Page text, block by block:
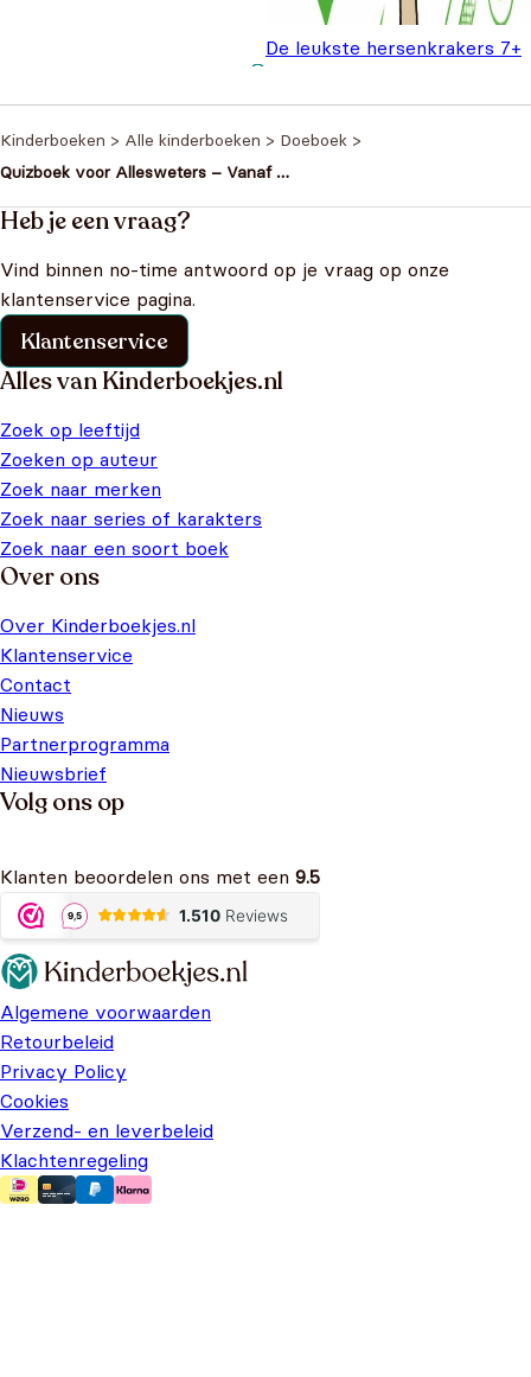
De leukste hersenkrakers 7+
Kinderboeken > Alle kinderboeken > Doeboek >
Quizboek voor Allesweters – Vanaf 8
Heb je een vraag?
Vind binnen no-time antwoord op je vraag op onze
klantenservice pagina.
Klantenservice
Alles van Kinderboekjes.nl
Zoek op leeftijd
Zoeken op auteur
Zoek naar merken
Zoek naar series of karakters
Zoek naar een soort boek
Over ons
Over Kinderboekjes.nl
Klantenservice
Contact
Nieuws
Partnerprogramma
Nieuwsbrief
Volg ons op
Klanten beoordelen ons met een 9.5
Algemene voorwaarden
Retourbeleid
Privacy Policy
Cookies
Verzend- en leverbeleid
Klachtenregeling